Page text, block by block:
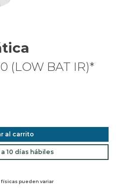
(LOW BAT IR)*
al carrito
10 días hábiles
pueden variar